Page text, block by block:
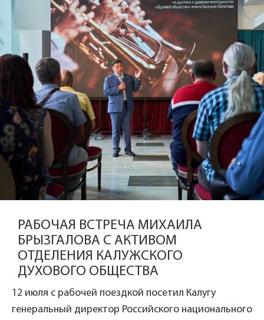
РАБОЧАЯ ВСТРЕЧА МИХАИЛА
БРЫЗГАЛОВА С АКТИВОМ
ОТДЕЛЕНИЯ КАЛУЖСКОГО
ДУХОВОГО ОБЩЕСТВА
12 июля с рабочей поездкой посетил Калугу
генеральный директор Российского национального